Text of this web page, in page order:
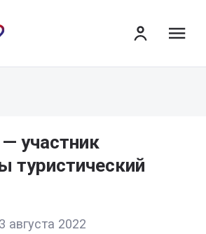
участник
туристический
августа 2022